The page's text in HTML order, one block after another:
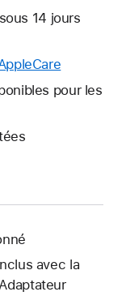
Une
fenêtre
sous 14 jours
nouvelle
pour les
avec la